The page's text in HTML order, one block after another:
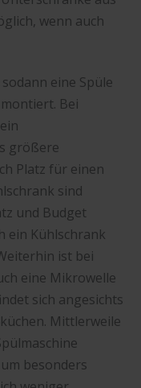
wenn auch
eine Spüle
Bei
größere
Platz für einen
sind
und Budget
ein Kühlschrank
ist bei
eine Mikrowelle
sich angesichts
Mittlerweile
besonders